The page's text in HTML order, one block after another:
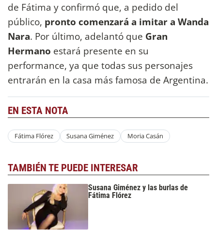
de Fátima y confirmó que, a pedido del
público, pronto comenzará a imitar a Wanda
Nara. Por último, adelantó que Gran
Hermano estará presente en su
performance, ya que todas sus personajes
entrarán en la casa más famosa de Argentina.
EN ESTA NOTA
Fátima Flórez Susana Giménez Moria Casán
TAMBIÉN TE PUEDE INTERESAR
Susana Giménez y las burlas de
Fátima Flórez